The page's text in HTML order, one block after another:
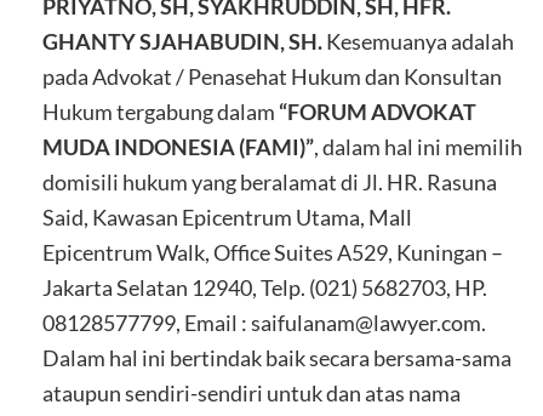
PRIYATNO, SH, SYAKHRUDDIN, SH, HFR.
GHANTY SJAHABUDIN, SH.Kesemuanya adalah
pada Advokat / Penasehat Hukum dan Konsultan
Hukum tergabung dalam “FORUM ADVOKAT
MUDA INDONESIA (FAMI)”, dalam hal ini memilih
domisili hukum yang beralamat di Jl. HR. Rasuna
Said, Kawasan Epicentrum Utama, Mall
Epicentrum Walk, Office Suites A529, Kuningan –
Jakarta Selatan 12940, Telp. (021) 5682703, HP.
08128577799, Email : saifulanam@lawyer.com.
Dalam hal ini bertindak baik secara bersama-sama
ataupun sendiri-sendiri untuk dan atas nama